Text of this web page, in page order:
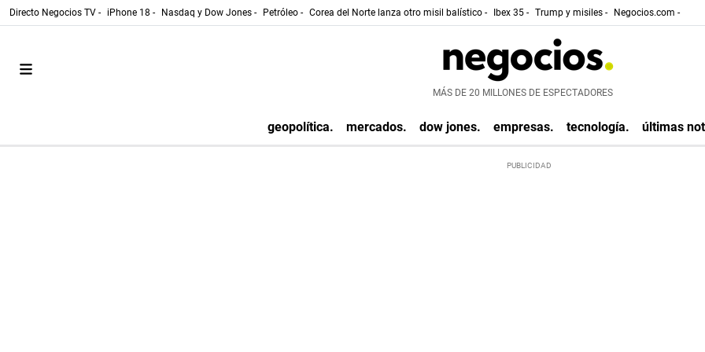
Directo Negocios TV - iPhone 18 - Nasdaq y Dow Jones - Petróleo - Corea del Norte lanza otro misil balístico - Ibex 35 - Trump y misiles - Negocios.com -
MÁS DE 20 MILLONES DE ESPECTADORES
geopolítica. mercados. dow jones. empresas. tecnología. últimas